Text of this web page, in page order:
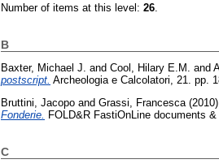
Number of items at this level: 26
B
Baxter, Michael J. and Cool, Hilary E.M. and
postscript. Archeologia e Calcolatori, 21. pp.
Bruttini, Jacopo and Grassi, Francesca
Fonderie. FOLD&R FastiOnLine documents
C